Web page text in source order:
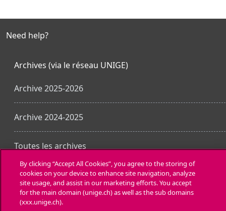
Need help?
Archives (via le réseau UNIGE)
Archive 2025-2026
Archive 2024-2025
Toutes les archives
Laden Sie die mobile App
By clicking “Accept All Cookies”, you agree to the storing of
cookies on your device to enhance site navigation, analyze
site usage, and assist in our marketing efforts. You accept
for the main domain (unige.ch) as well as the sub domains
(xxx.unige.ch).